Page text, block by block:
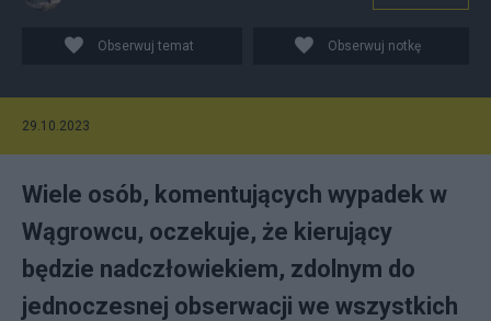
Obserwuj temat Obserwuj notkę
29.10.2023
Wiele osób, komentujących wypadek w
Wągrowcu, oczekuje, że kierujący
będzie nadczłowiekiem, zdolnym do
jednoczesnej obserwacji we wszystkich